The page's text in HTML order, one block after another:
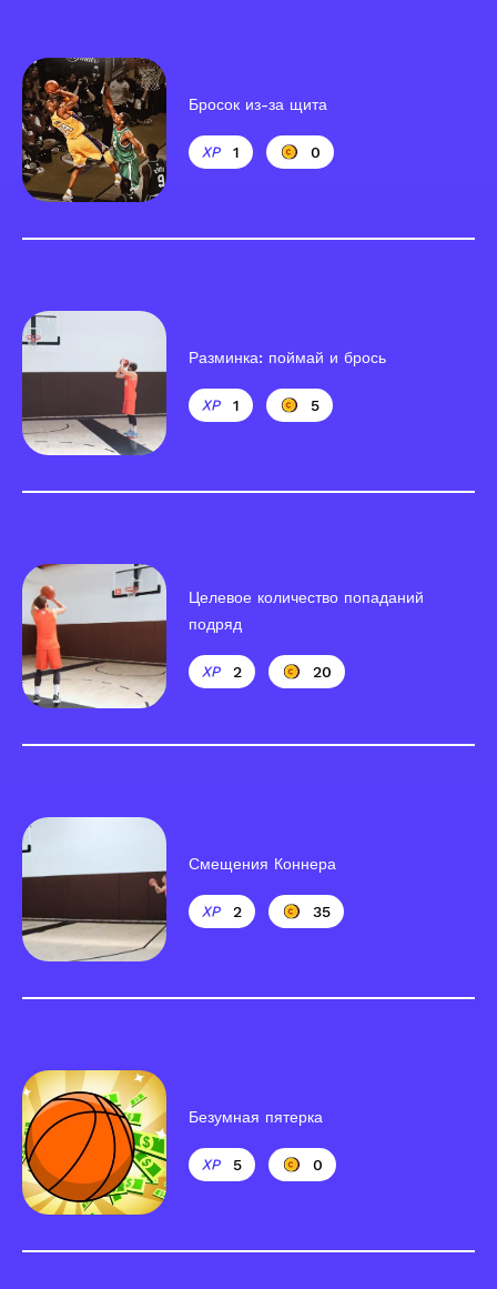
Бросок из-за щита
1 0
Разминка: поймай и брось
1 5
Целевое количество попаданий
подряд
2 20
Смещения Коннера
2 35
Безумная пятерка
5 0